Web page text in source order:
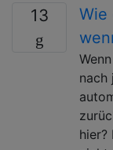
13
Wie
nach
hier?